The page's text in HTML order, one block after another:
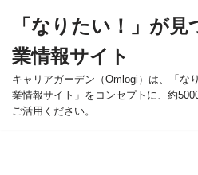
ン
テ
ン
ツ
「なりたい！」が見
業情報サイト
キャリアガーデン（Omlogi）は、「な
業情報サイト」をコンセプトに、約
ご活用ください。